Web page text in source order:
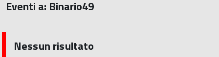
Eventi a: Binario49
Nessun risultato
all'inizio
contenuto